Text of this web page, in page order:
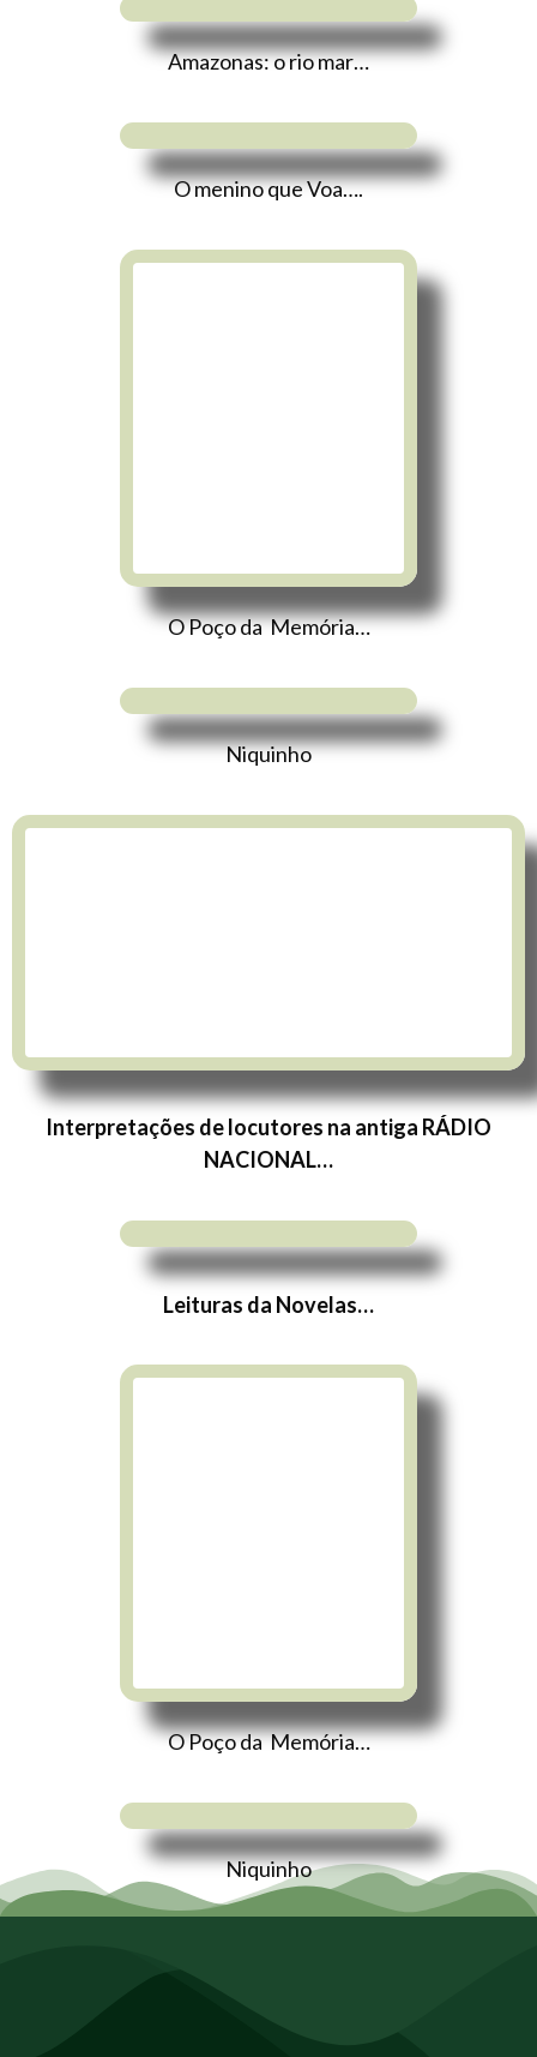
Amazonas: o rio mar…
O menino que Voa….
O Poço da Memória…
Niquinho
Interpretações de locutores na antiga RÁDIO
NACIONAL…
Leituras da Novelas…
O Poço da Memória…
Niquinho